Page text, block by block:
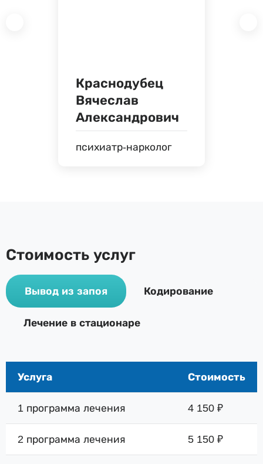
Краснодубец
Вячеслав
Александрович
психиатр-нарколог
Стоимость услуг
Вывод из запоя Кодирование
Лечение в стационаре
Услуга Стоимость
1 программа лечения 4 150 ₽
2 программа лечения 5 150 ₽